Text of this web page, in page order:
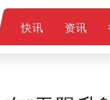
快讯 资讯